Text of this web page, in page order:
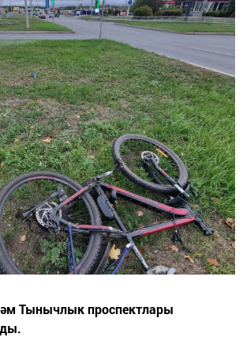
Тынычлык проспектлары